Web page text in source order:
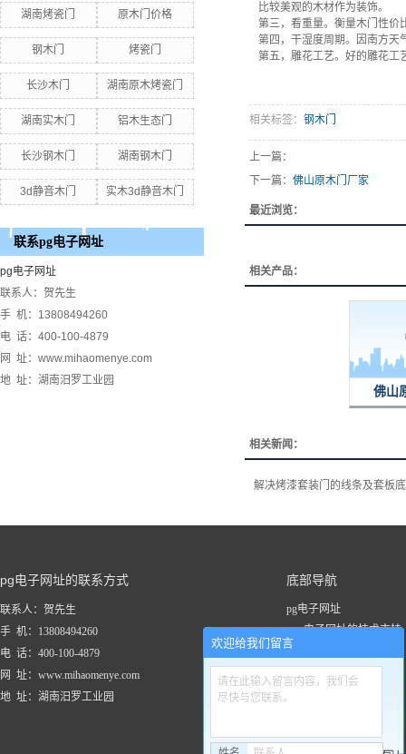
湖南烤瓷门 原木门价格
钢木门 烤瓷门
长沙木门 湖南原木烤瓷门
湖南实木门 铝木生态门
长沙钢木门 湖南钢木门
3d静音木门 实木3d静音木门
联系pg电子网址
pg电子网址
联系人：贺先生
手 机：13808494260
电 话：400-100-4879
网 址：www.mihaomenye.com
地 址：湖南汨罗工业园
比较美观的木材作为装饰。
第三，看重量。衡量木门性价
第四，干湿度周期。因南方天
第五，雕花工艺。好的雕花工
相关标签： 钢木门
上一篇：
下一篇： 佛山原木门厂家
最近浏览：
相关产品：
佛山
相关新闻：
解决烤漆套装门的线条及套板
pg电子网址的联系方式
联系人：贺先生
手 机：13808494260
电 话：400-100-4879
网 址：www.mihaomenye.com
地 址：湖南汨罗工业园
底部导航
pg电子网址
pg电子网址的技术支持
关于pg电子网址
工程案例
欢迎给我们留言
请在此输入留言内容，我们会
尽快与您联系。